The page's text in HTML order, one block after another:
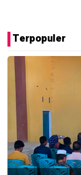
Terpopuler